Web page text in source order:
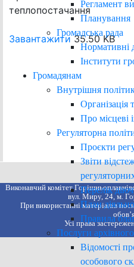
Регламент
Планування
Громадська рада
Нормативні
Інститути
Громадянам
Внутрішня
Організація
Про місцеві
Регуляторна
Проєкти
Звіти
Перелік
План
Правила
Послуги архівного
Відомості
особового
теплопостачання
Завантажити35.50 KB
Виконавчий комітет
вул. Миру, 24, м.
При використанні матеріалів
Усі права